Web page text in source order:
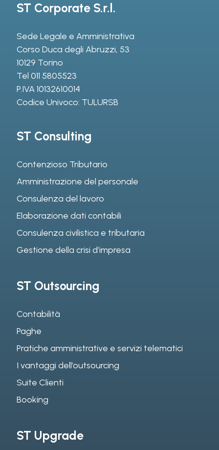
ST Corporate S.r.l.
Sede Legale e Amministrativa
Corso Duca degli Abruzzi, 53
10129 Torino
Tel 011 5805523
P.IVA 10132610014
Codice Univoco: TULURSB
ST Consulting
Contenzioso Tributario
Amministrazione del personale
Consulenza del lavoro
Elaborazione dati contabili
Consulenza civilistica e tributaria
Gestione della crisi d’impresa
ST Outsourcing
Contabilità
Paghe
Pratiche amministrative e servizi telematici
I vantaggi dell’outsourcing
Suite Clienti
Booking
ST Upgrade